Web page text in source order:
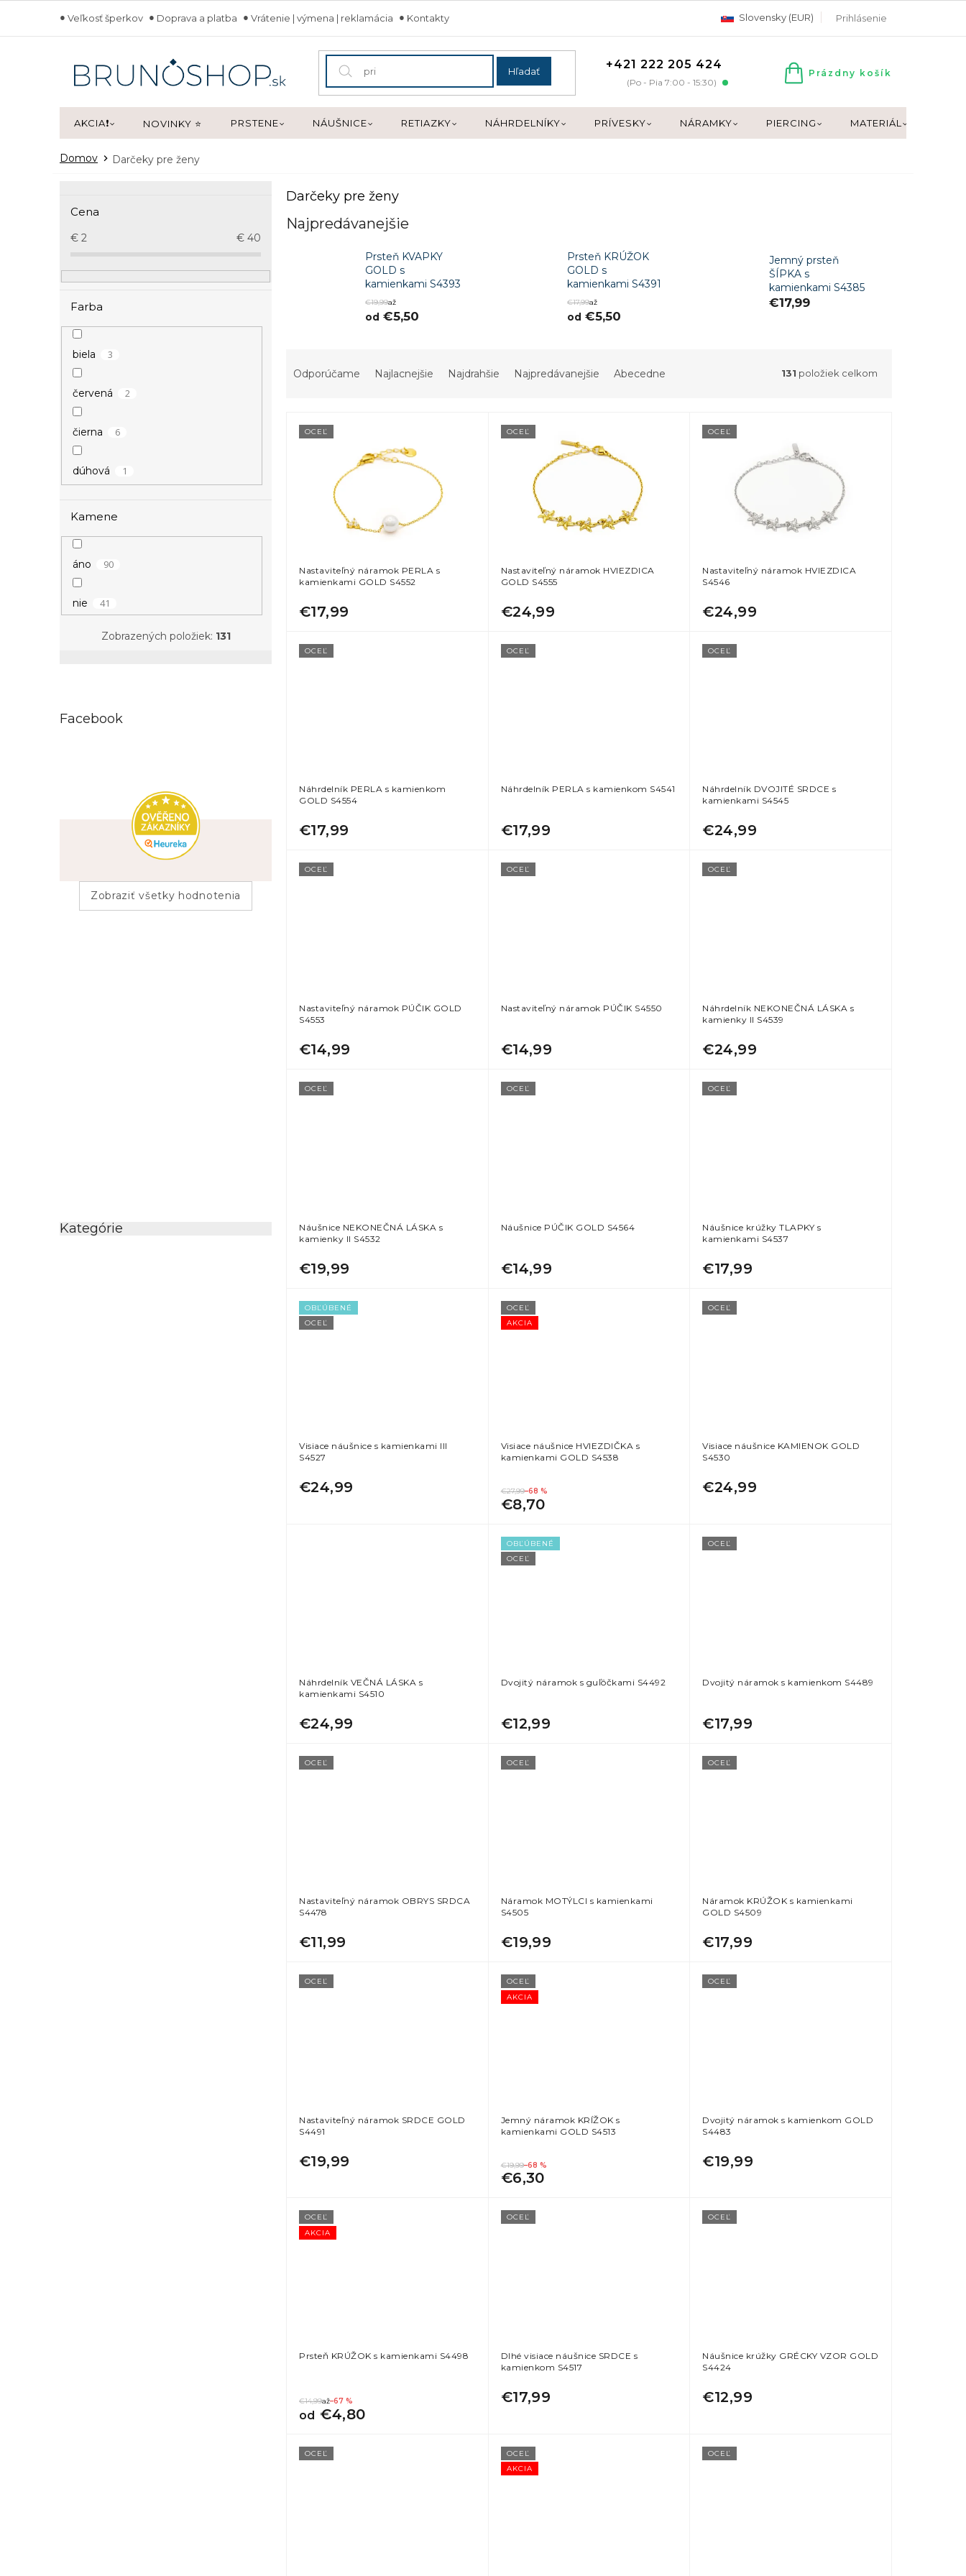
obsah
Veľkosť šperkov Doprava a platba Vrátenie | výmena | reklamácia Kontakty Slovensky (EUR) Prihlásenie
Hľadať +421 222 205 424
(Po - Pia 7:00 - 15:30)
NÁKUPNÝ
Prázdny košík
AKCIA❗ NOVINKY ⭐ PRSTENE NÁUŠNICE RETIAZKY NÁHRDELNÍKY PRÍVESKY NÁRAMKY PIERCING MATERIÁL
Domov Darčeky pre ženy
p
a
l
Cena
€ 2 € 40
Farba
biela 3
červená 2
čierna 6
dúhová 1
farebná
fialová
modrá
Kamene
áno 90
nie 41
Zobrazených položiek: 131
Facebook
Zobraziť všetky hodnotenia
Preskočiť
Kategórie
Darčeky pre ženy
Najpredávanejšie
Prsteň KVAPKY
GOLD s
kamienkami S4393
€19,99až
od €5,50
Prsteň KRÚŽOK
GOLD s
kamienkami S4391
€17,99až
od €5,50
Jemný prsteň
ŠÍPKA s
kamienkami S4385
€17,99
Odporúčame Najlacnejšie Najdrahšie Najpredávanejšie Abecedne 131 položiek celkom
OCEĽ
Nastaviteľný náramok PERLA s
kamienkami GOLD S4552
€17,99
OCEĽ
Nastaviteľný náramok HVIEZDICA
GOLD S4555
€24,99
OCEĽ
Nastaviteľný náramok HVIEZDICA
S4546
€24,99
OCEĽ
Náhrdelník PERLA s kamienkom
GOLD S4554
€17,99
OCEĽ
Náhrdelník PERLA s kamienkom S4541
€17,99
OCEĽ
Náhrdelník DVOJITÉ SRDCE s
kamienkami S4545
€24,99
OCEĽ
Nastaviteľný náramok PÚČIK GOLD
S4553
€14,99
OCEĽ
Nastaviteľný náramok PÚČIK S4550
€14,99
OCEĽ
Náhrdelník NEKONEČNÁ LÁSKA s
kamienky II S4539
€24,99
OCEĽ
Náušnice NEKONEČNÁ LÁSKA s
kamienky II S4532
€19,99
OCEĽ
Náušnice PÚČIK GOLD S4564
€14,99
OCEĽ
Náušnice krúžky TLAPKY s
kamienkami S4537
€17,99
OBĽÚBENÉ
OCEĽ
Visiace náušnice s kamienkami III
S4527
€24,99
AKCIA
OCEĽ
Visiace náušnice HVIEZDIČKA s
kamienkami GOLD S4538
€27,99–68 %
€8,70
OCEĽ
Visiace náušnice KAMIENOK GOLD
S4530
€24,99
Náhrdelník VEČNÁ LÁSKA s
kamienkami S4510
€24,99
OBĽÚBENÉ
OCEĽ
Dvojitý náramok s guľôčkami S4492
€12,99
OCEĽ
Dvojitý náramok s kamienkom S4489
€17,99
OCEĽ
Nastaviteľný náramok OBRYS SRDCA
S4478
€11,99
OCEĽ
Náramok MOTÝLCI s kamienkami
S4505
€19,99
OCEĽ
Náramok KRÚŽOK s kamienkami
GOLD S4509
€17,99
OCEĽ
Nastaviteľný náramok SRDCE GOLD
S4491
€19,99
AKCIA
OCEĽ
Jemný náramok KRÍŽOK s
kamienkami GOLD S4513
€19,99–68 %
€6,30
OCEĽ
Dvojitý náramok s kamienkom GOLD
S4483
€19,99
AKCIA
OCEĽ
Prsteň KRÚŽOK s kamienkami S4498
€14,99až–67 %
od €4,80
OCEĽ
Dlhé visiace náušnice SRDCE s
kamienkom S4517
€17,99
OCEĽ
Náušnice krúžky GRÉCKY VZOR GOLD
S4424
€12,99
OCEĽ
AKCIA
OCEĽ OCEĽ